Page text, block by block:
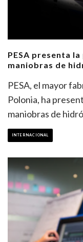
PESA presenta
maniobras de
PESA, el mayor
Polonia, ha
maniobras de
INTERNACIONAL